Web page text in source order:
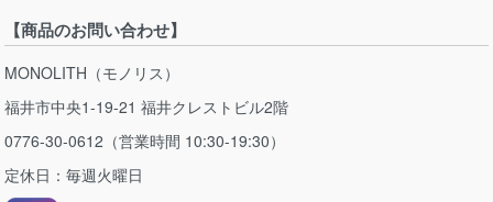
【商品のお問い合わせ】
MONOLITH（モノリス）
福井市中央1-19-21 福井クレストビル2階
0776-30-0612（営業時間 10:30-19:30）
定休日：毎週火曜日